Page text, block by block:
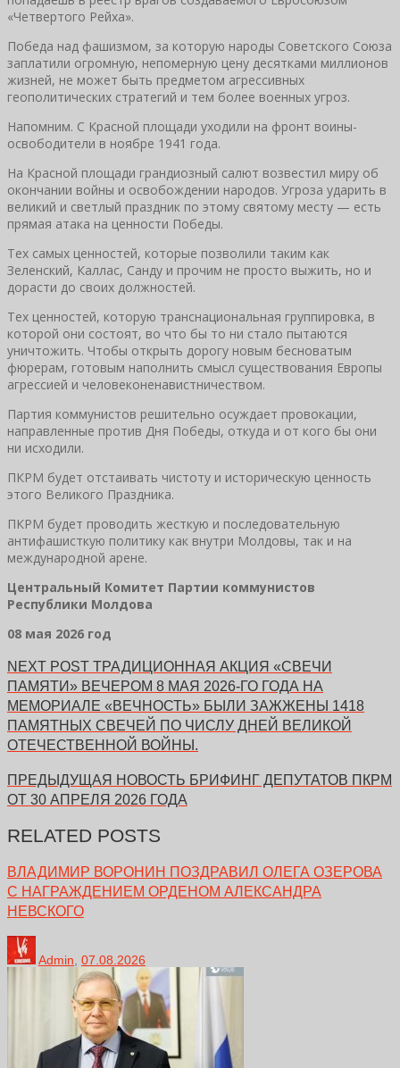
«Четвертого Рейха».
Победа над фашизмом, за которую народы Советского Союза
заплатили огромную, непомерную цену десятками миллионов
жизней, не может быть предметом агрессивных
геополитических стратегий и тем более военных угроз.
Напомним. С Красной площади уходили на фронт воины-
освободители в ноябре 1941 года.
На Красной площади грандиозный салют возвестил миру об
окончании войны и освобождении народов. Угроза ударить в
великий и светлый праздник по этому святому месту — есть
прямая атака на ценности Победы.
Тех самых ценностей, которые позволили таким как
Зеленский, Каллас, Санду и прочим не просто выжить, но и
дорасти до своих должностей.
Тех ценностей, которую транснациональная группировка, в
которой они состоят, во что бы то ни стало пытаются
уничтожить. Чтобы открыть дорогу новым бесноватым
фюрерам, готовым наполнить смысл существования Европы
агрессией и человеконенавистничеством.
Партия коммунистов решительно осуждает провокации,
направленные против Дня Победы, откуда и от кого бы они
ни исходили.
ПКРМ будет отстаивать чистоту и историческую ценность
этого Великого Праздника.
ПКРМ будет проводить жесткую и последовательную
антифашисткую политику как внутри Молдовы, так и на
международной арене.
Центральный Комитет Партии коммунистов
Республики Молдова
08 мая 2026 год
NEXT POST ТРАДИЦИОННАЯ АКЦИЯ «СВЕЧИ
ПАМЯТИ» ВЕЧЕРОМ 8 МАЯ 2026-ГО ГОДА НА
МЕМОРИАЛЕ «ВЕЧНОСТЬ» БЫЛИ ЗАЖЖЕНЫ 1418
ПАМЯТНЫХ СВЕЧЕЙ ПО ЧИСЛУ ДНЕЙ ВЕЛИКОЙ
ОТЕЧЕСТВЕННОЙ ВОЙНЫ.
ПРЕДЫДУЩАЯ НОВОСТЬ БРИФИНГ ДЕПУТАТОВ ПКРМ
ОТ 30 АПРЕЛЯ 2026 ГОДА
RELATED POSTS
ВЛАДИМИР ВОРОНИН ПОЗДРАВИЛ ОЛЕГА ОЗЕРОВА
С НАГРАЖДЕНИЕМ ОРДЕНОМ АЛЕКСАНДРА
НЕВСКОГО
Admin 07.08.2026